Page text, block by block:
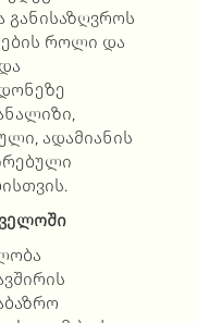
განისაზღვროს
როლი და
ადამიანის